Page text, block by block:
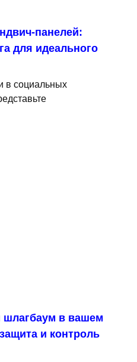
панелей:
для идеального
в социальных
в вашем
и контроль